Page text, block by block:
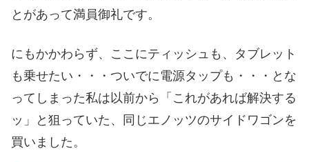
とがあって満員御礼です。
にもかかわらず、ここにティッシュも、タブレット
も乗せたい・・・ついでに電源タップも・・・とな
ってしまった私は以前から「これがあれば解決する
ッ」と狙っていた、同じエノッツのサイドワゴンを
買いました。